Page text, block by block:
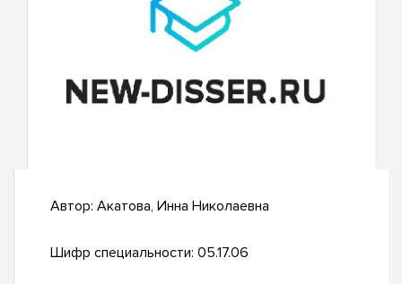
Автор: Акатова, Инна Николаевна
Шифр специальности: 05.17.06